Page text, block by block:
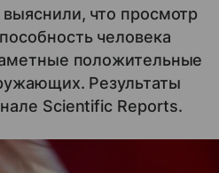
что просмотр
человека
положительные
Результаты
Scientific Reports.